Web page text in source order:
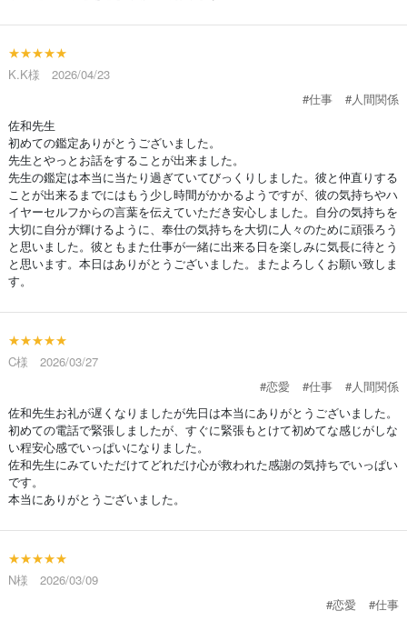
★★★★★
K.K様 2026/04/23
#仕事
#人間関係
佐和先生
初めての鑑定ありがとうございました。
先生とやっとお話をすることが出来ました。
先生の鑑定は本当に当たり過ぎていてびっくりしました。彼と仲直りする
ことが出来るまでにはもう少し時間がかかるようですが、彼の気持ちやハ
イヤーセルフからの言葉を伝えていただき安心しました。自分の気持ちを
大切に自分が輝けるように、奉仕の気持ちを大切に人々のために頑張ろう
と思いました。彼ともまた仕事が一緒に出来る日を楽しみに気長に待とう
と思います。本日はありがとうございました。またよろしくお願い致しま
す。
★★★★★
C様 2026/03/27
#恋愛
#仕事
#人間関係
佐和先生お礼が遅くなりましたが先日は本当にありがとうございました。
初めての電話で緊張しましたが、すぐに緊張もとけて初めてな感じがしな
い程安心感でいっぱいになりました。
佐和先生にみていただけてどれだけ心が救われた感謝の気持ちでいっぱい
です。
本当にありがとうございました。
★★★★★
N様 2026/03/09
#恋愛
#仕事